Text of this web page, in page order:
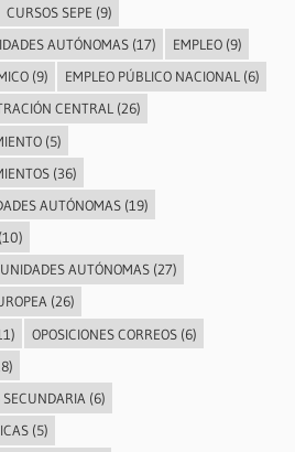
CURSOS SEPE (9)
AUTÓNOMAS(17) EMPLEO(9)
(9) EMPLEO PÚBLICO NACIONAL (6)
CENTRAL(26)
(5)
(36)
AUTÓNOMAS(19)
(10)
AUTÓNOMAS(27)
(26)
OPOSICIONES CORREOS(6)
SECUNDARIA (6)
(5)